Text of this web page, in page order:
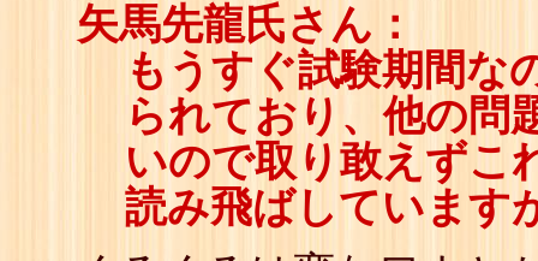
矢馬先龍氏さん：
もうすぐ試験期間な
られており、他の問
いので取り敢えずこ
読み飛ばしています